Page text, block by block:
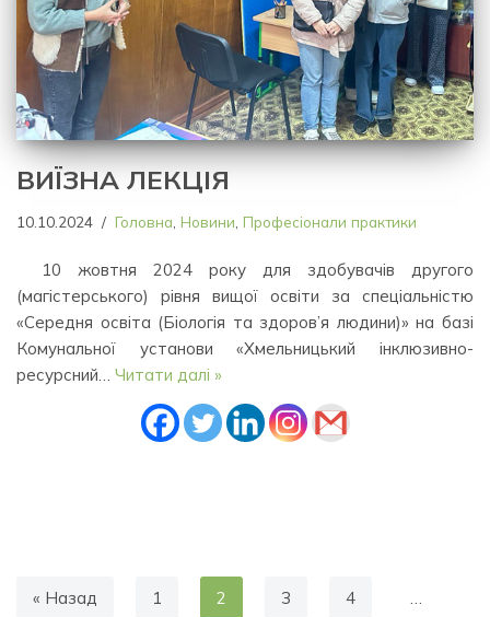
ВИЇЗНА ЛЕКЦІЯ
10.10.2024 Головна Новини Професіонали практики
10 жовтня 2024 року для здобувачів другого
(магістерського) рівня вищої освіти за спеціальністю
«Середня освіта (Біологія та здоров’я людини)» на базі
Комунальної установи «Хмельницький інклюзивно-
ресурсний… Читати далі »
« Назад 1 2 3 4